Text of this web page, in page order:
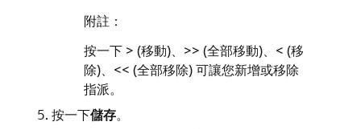
附註：
按一下 > (移動)、>> (全部移動)、< (移
除)、<< (全部移除) 可讓您新增或移除
指派。
按一下儲存。